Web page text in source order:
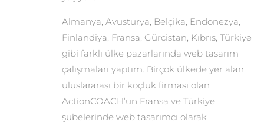
Almanya, Avusturya, Belçika, Endonezya,
Finlandiya, Fransa, Gürcistan, Kıbrıs, Türkiye
gibi farklı ülke pazarlarında web tasarım
çalışmaları yaptım. Birçok ülkede yer alan
uluslararası bir koçluk firması olan
ActionCOACH’un Fransa ve Türkiye
şubelerinde web tasarımcı olarak